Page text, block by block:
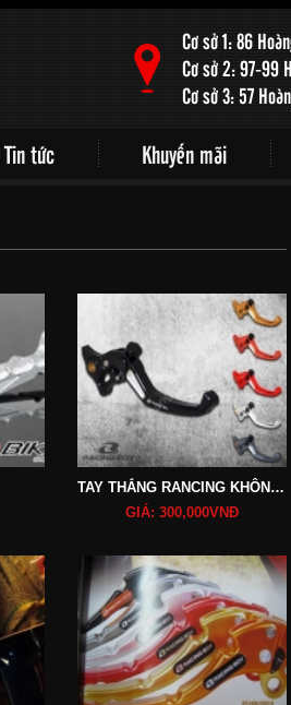
Cơ sở 1: 86
Cơ sở 2: 97-99
Cơ sở 3: 57
Tin tức Khuyến mãi
TAY THẮNG RANCING KHÔNG SỐ DÀNH CHO TẤT CẢ CÁC DÒNG XE
GIÁ: 300,000VNĐ